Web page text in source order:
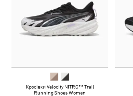
Кросівки Velocity NITRO™ Trail
Running Shoes Women